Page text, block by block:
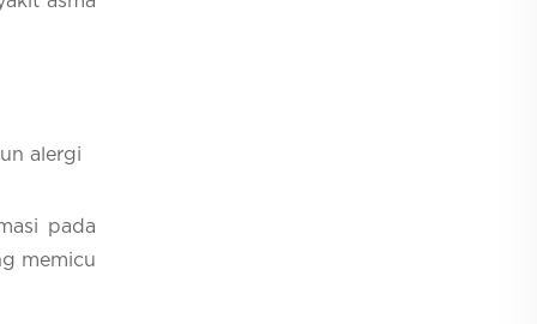
alergi
pada
memicu